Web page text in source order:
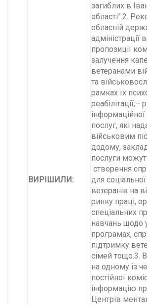
ВИРІШИЛИ:
загиблих в
області”.2.
обласній
адміністрації
пропозиції
залучення
ветеранами
та
рамках їх
послуг, які
військовим
додому,
послуги
створення
для соціальної
ветеранів на
ринку праці,
спеціальних
навчань щодо
програмах,
підтримку
сімей тощо.3.
на одному із
постійної
інформацію
Центрів